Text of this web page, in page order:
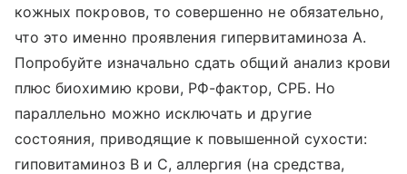
кожных покровов, то совершенно не обязательно,
что это именно проявления гипервитаминоза А.
Попробуйте изначально сдать общий анализ крови
плюс биохимию крови, РФ-фактор, СРБ. Но
параллельно можно исключать и другие
состояния, приводящие к повышенной сухости:
гиповитаминоз В и С, аллергия (на средства,